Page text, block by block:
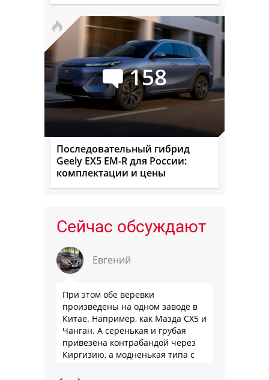
158
Последовательный гибрид
Geely EX5 EM-R для России:
комплектации и цены
Сейчас обсуждают
Евгений
При этом обе веревки
произведены на одном заводе в
Китае. Например, как Мазда СХ5 и
Чанган. А серенькая и грубая
привезена контрабандой через
Киргизию, а модненькая типа с